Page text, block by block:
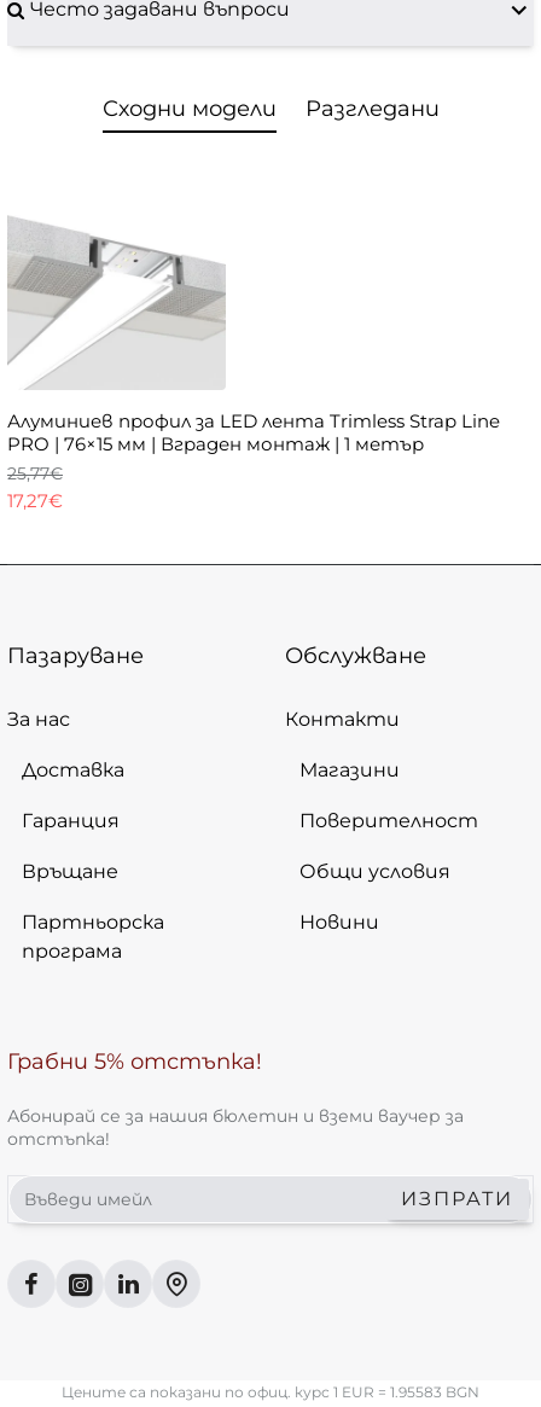
Често задавани въпроси
Сходни модели Разгледани
Алуминиев профил за LED лента Trimless Strap Line
PRO | 76×15 мм | Вграден монтаж | 1 метър
17,27€
25,77€
Пазаруване
За нас
Доставка
Гаранция
Връщане
Партньорска
програма
Обслужване
Контакти
Магазини
Поверителност
Общи условия
Новини
Грабни 5% отстъпка!
Абонирай се за нашия бюлетин и вземи ваучер за
отстъпка!
Въведи
имейл
ИЗПРАТИ
Цените са показани по офиц. курс 1 EUR = 1.95583 BGN